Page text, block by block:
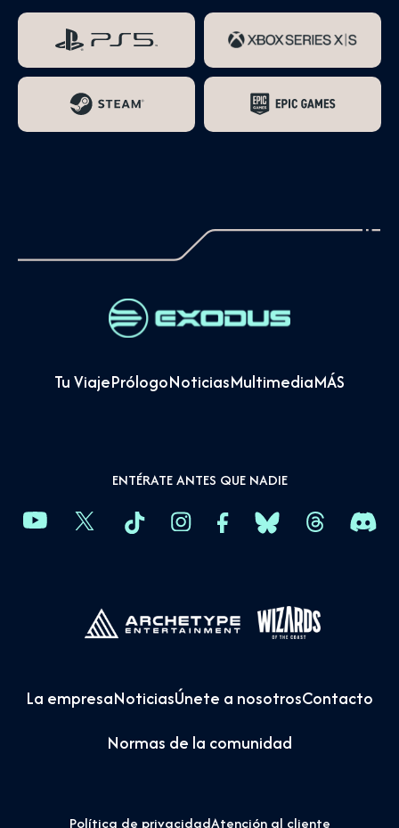
Tu ViajePrólogoNoticiasMultimediaMÁS
ENTÉRATE ANTES QUE NADIE
La empresaNoticiasÚnete a nosotrosContacto
Normas de la comunidad
Política de privacidadAtención al cliente